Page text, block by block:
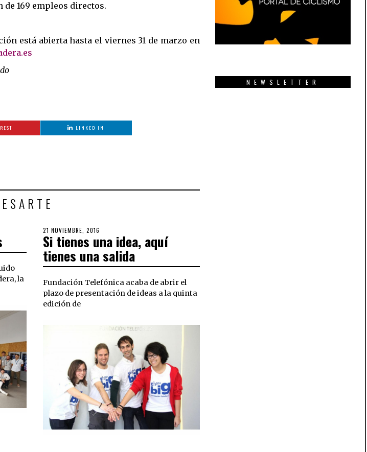
de 169 empleos directos.
está abierta hasta el viernes 31 de marzo en
LINKED IN
la
POSTED
ON
21 NOVIEMBRE, 2016
Si tienes una idea, aquí
tienes una salida
Fundación Telefónica acaba de abrir el
plazo de presentación de ideas a la quinta
edición de
NEWSLETTER